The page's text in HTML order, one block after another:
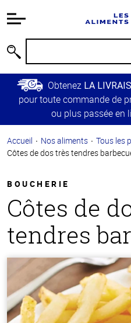
relative à
Passer
contenu
principal
Retour à
principale
Obtenez LA
pour toute commande de
ou plus passée en
Accueil Nos aliments Tous les
Côtes de dos très tendres
BOUCHERIE
Côtes de
tendres